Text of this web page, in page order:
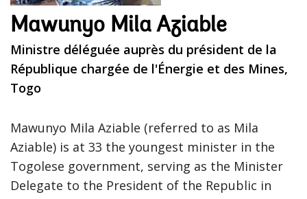
Mawunyo Mila Aziable
Ministre déléguée auprès du président de la
République chargée de l'Énergie et des Mines,
Togo
Mawunyo Mila Aziable (referred to as Mila
Aziable) is at 33 the youngest minister in the
Togolese government, serving as the Minister
Delegate to the President of the Republic in